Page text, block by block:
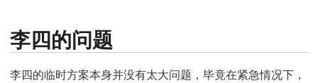
李四的问题
李四的临时方案本身并没有太大问题，毕竟在紧急情况下，